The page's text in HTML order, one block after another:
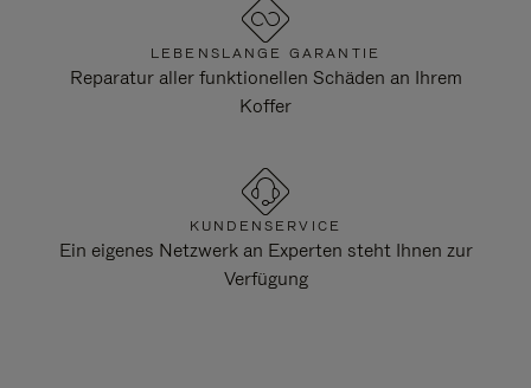
LEBENSLANGE GARANTIE
Reparatur aller funktionellen Schäden an Ihrem
Koffer
KUNDENSERVICE
Ein eigenes Netzwerk an Experten steht Ihnen zur
Verfügung